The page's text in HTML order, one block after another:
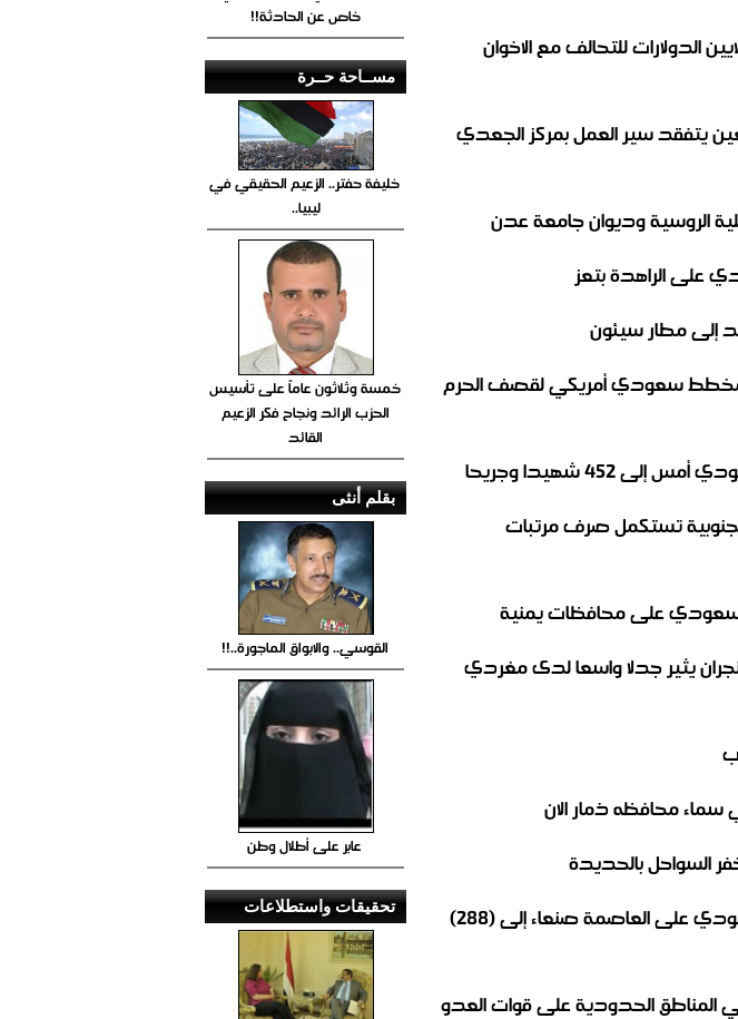
الدولارات للتحالف مع الاخوان
يتفقد سير العمل بمركز الجعدي
الروسية وديوان جامعة عدن
على الراهدة بتعز
مخطط سعودي أمريكي لقصف الحرم
452 شهيدا وجريحا
تستكمل صرف مرتبات
يثير جدلا واسعا لدى مغردي
محافظه ذمار الان
السواحل بالحديدة
ارتفاع ضحايا قصف طيران العدوان السعودي على العاصمة صنعاء إلى (288)
في المناطق الحدودية على قوات العدو
خاص عن الحادثة!!
مســاحة حــرة
خليفة حفتر.. الزعيم الحقيقي في
ليبيا..
خمسة وثلاثون عاماً على تأسيس
الحزب الرائد ونجاح فكر الزعيم
القائد
بقلم أنثى
القوسي.. والابواق الماجورة..!!
عابر على أطلال وطن
تحقيقات واستطلاعات